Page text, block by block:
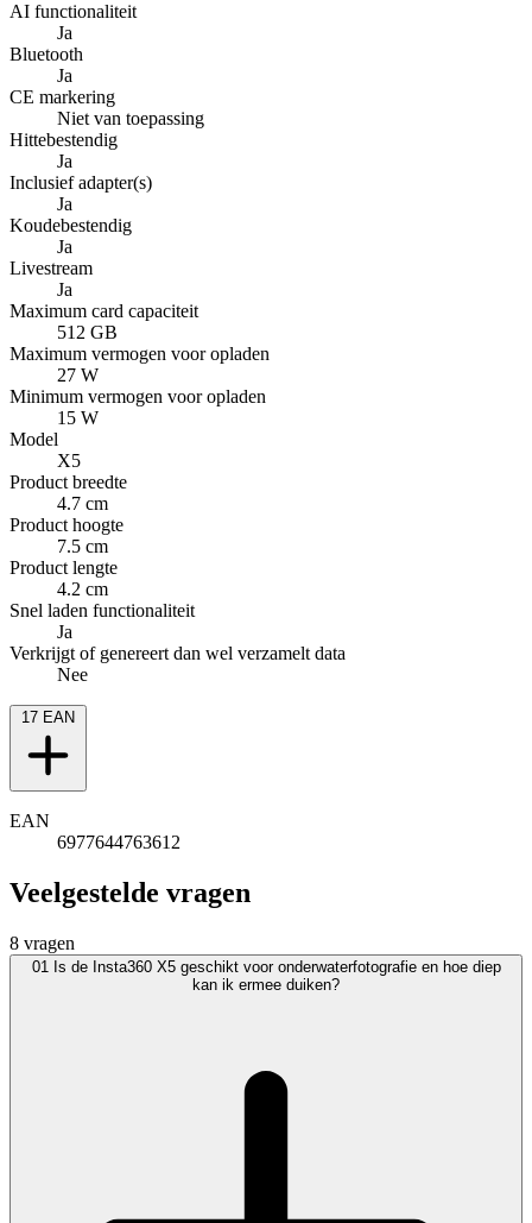
AI functionaliteit
Ja
Bluetooth
Ja
CE markering
Niet van toepassing
Hittebestendig
Ja
Inclusief adapter(s)
Ja
Koudebestendig
Ja
Livestream
Ja
Maximum card capaciteit
512 GB
Maximum vermogen voor opladen
27 W
Minimum vermogen voor opladen
15 W
Model
X5
Product breedte
4.7 cm
Product hoogte
7.5 cm
Product lengte
4.2 cm
Snel laden functionaliteit
Ja
Verkrijgt of genereert dan wel verzamelt data
Nee
17 EAN
EAN
6977644763612
Veelgestelde vragen
8 vragen
01
Is de Insta360 X5 geschikt voor onderwaterfotografie en hoe diep
kan ik ermee duiken?